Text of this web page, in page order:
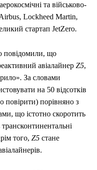
та військово-
Lockheed Martin,
стартап JetZero.
повідомили, що
авіалайнер Z5,
За словами
на 50 відсотків
порівняно з
що істотно скоротить
того, Z5 стане